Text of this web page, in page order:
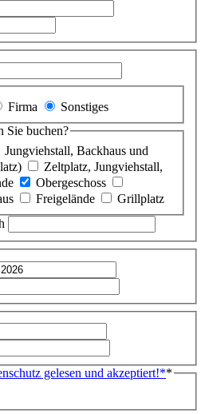
Firma
Sonstiges
Sie buchen?
Jungviehstall, Backhaus und
Zeltplatz, Jungviehstall,
Obergeschoss
Freigelände
Grillplatz
gelesen und akzeptiert!**